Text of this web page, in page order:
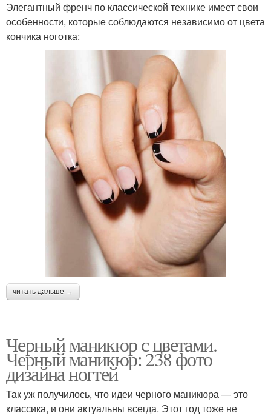
Элегантный френч по классической технике имеет свои
особенности, которые соблюдаются независимо от цвета
кончика ноготка:
читать дальше →
Черный маникюр с цветами.
Черный маникюр: 238 фото
дизайна ногтей
Так уж получилось, что идеи черного маникюра — это
классика, и они актуальны всегда. Этот год тоже не